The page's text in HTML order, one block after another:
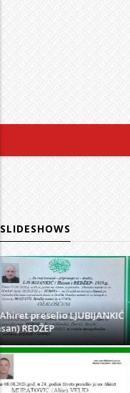
SLIDESHOWS
OBAVIJEST O SMRTI Sat,